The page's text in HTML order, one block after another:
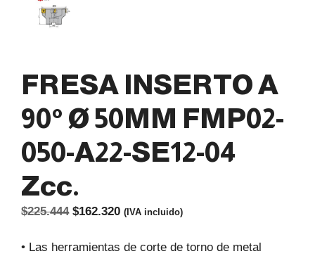
FRESA INSERTO A
90° Ø 50MM FMP02-
050-A22-SE12-04
Zcc.
$225.444 El
original
$162.320El
actual
(IVA incluido)
• Las herramientas de corte de torno de metal